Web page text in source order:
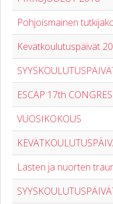
Pohjoismainen
Kevätkoulutuspäivät
ESCAP 17th
VUOSIKOKOUS
Lasten ja nuorten